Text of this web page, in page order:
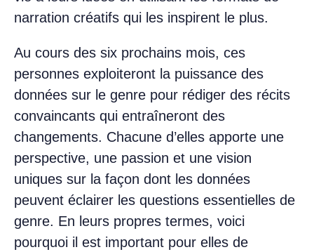
narration créatifs qui les inspirent le plus.
Au cours des six prochains mois, ces
personnes exploiteront la puissance des
données sur le genre pour rédiger des récits
convaincants qui entraîneront des
changements. Chacune d’elles apporte une
perspective, une passion et une vision
uniques sur la façon dont les données
peuvent éclairer les questions essentielles de
genre. En leurs propres termes, voici
pourquoi il est important pour elles de